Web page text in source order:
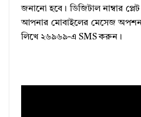
জনানো হবে। ডিজিটাল নাম্বার
আপনার মোবাইলের মেসেজ
লিখে ২৬৯৬৯-এ SMS করুন।